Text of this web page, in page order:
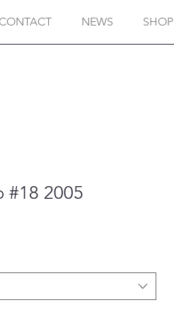
CONTACT NEWS SHOP
#18 2005